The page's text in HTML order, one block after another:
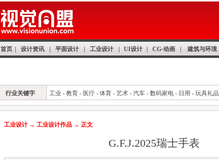
首页 设计资讯 平面设计 工业设计 UI设计 CG·动画 建筑与环境
行业关键字 工业 - 教育 - 医疗 - 体育 - 艺术 - 汽车 - 数码家电 - 日用 - 玩具礼品
工业设计 → 工业设计作品 → 正文
G.F.J.2025瑞士手表